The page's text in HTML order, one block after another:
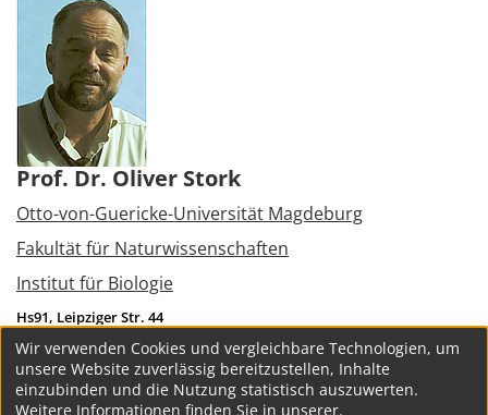
Prof. Dr. Oliver Stork
Otto-von-Guericke-Universität Magdeburg
Fakultät für Naturwissenschaften
Institut für Biologie
Hs91, Leipziger Str. 44
39120
Magdeburg
Tel.:
+49 391 6755100
oliver.stork(at)ovgu.de
Wir verwenden Cookies und vergleichbare Technologien, um
unsere Website zuverlässig bereitzustellen, Inhalte
einzubinden und die Nutzung statistisch auszuwerten.
Weitere Informationen finden Sie in unserer.